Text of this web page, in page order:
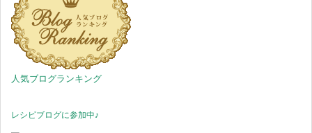
人気ブログランキング
レシピブログに参加中♪